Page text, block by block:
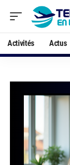
Activités Actus